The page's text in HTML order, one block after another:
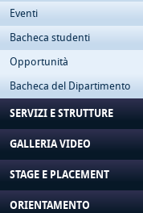
Eventi
Bacheca studenti
Opportunità
Bacheca del Dipartimento
SERVIZI E STRUTTURE
GALLERIA VIDEO
STAGE E PLACEMENT
ORIENTAMENTO